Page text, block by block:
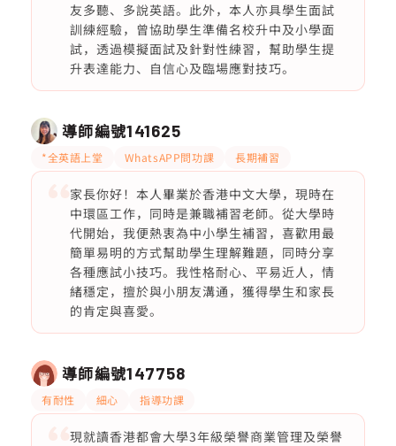
友多聽、多說英語。此外，本人亦具學生面試
訓練經驗，曾協助學生準備名校升中及小學面
試，透過模擬面試及針對性練習，幫助學生提
升表達能力、自信心及臨場應對技巧。
導師編號141625
*全英語上堂 WhatsAPP問功課 長期補習
家長你好！本人畢業於香港中文大學，現時在
中環區工作，同時是兼職補習老師。從大學時
代開始，我便熱衷為中小學生補習，喜歡用最
簡單易明的方式幫助學生理解難題，同時分享
各種應試小技巧。我性格耐心、平易近人，情
緒穩定，擅於與小朋友溝通，獲得學生和家長
的肯定與喜愛。
導師編號147758
有耐性 細心 指導功課
現就讀香港都會大學3年級榮譽商業管理及榮譽